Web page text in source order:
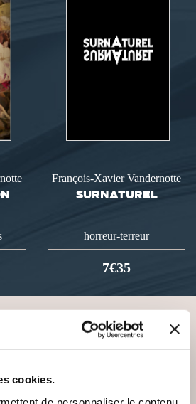
cookies.
François-Xavier Vandernotte
SURNATUREL
horreur-terreur
7€35
AUSSI